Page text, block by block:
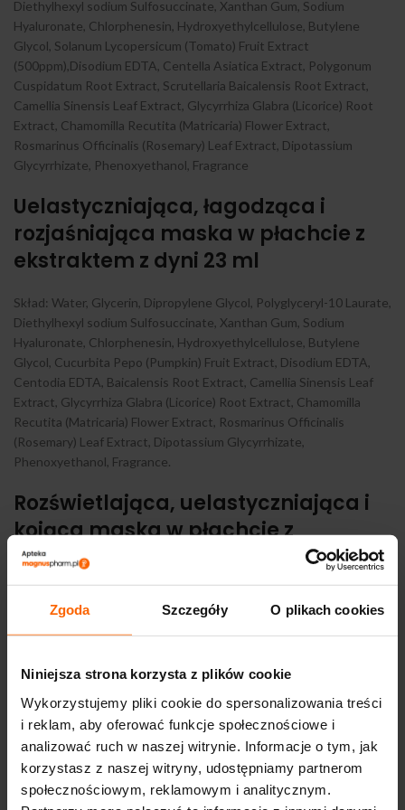
Zgoda Szczegóły O plikach cookies
Niniejsza strona korzysta z plików cookie
Wykorzystujemy pliki cookie do spersonalizowania treści
i reklam, aby oferować funkcje społecznościowe i
analizować ruch w naszej witrynie. Informacje o tym, jak
korzystasz z naszej witryny, udostępniamy partnerom
społecznościowym, reklamowym i analitycznym.
Diethylhexyl sodium Sulfosuccinate, Xanthan Gum, Sodium
Hyaluronate, Chlorphenesin, Hydroxyethylcellulose, Butylene
Glycol, Solanum Lycopersicum (Tomato) Fruit Extract
(500ppm),Disodium EDTA, Centella Asiatica Extract, Polygonum
Cuspidatum Root Extract, Scrutellaria Baicalensis Root Extract,
Camellia Sinensis Leaf Extract, Glycyrrhiza Glabra (Licorice) Root
Extract, Chamomilla Recutita (Matricaria) Flower Extract,
Rosmarinus Officinalis (Rosemary) Leaf Extract, Dipotassium
Glycyrrhizate, Phenoxyethanol, Fragrance
Uelastyczniająca, łagodząca i
rozjaśniająca maska w płachcie z
ekstraktem z dyni 23 ml
Skład: Water, Glycerin, Dipropylene Glycol, Polyglyceryl-10 Laurate,
Diethylhexyl sodium Sulfosuccinate, Xanthan Gum, Sodium
Hyaluronate, Chlorphenesin, Hydroxyethylcellulose, Butylene
Glycol, Cucurbita Pepo (Pumpkin) Fruit Extract, Disodium EDTA,
Centodia EDTA, Baicalensis Root Extract, Camellia Sinensis Leaf
Extract, Glycyrrhiza Glabra (Licorice) Root Extract, Chamomilla
Recutita (Matricaria) Flower Extract, Rosmarinus Officinalis
(Rosemary) Leaf Extract, Dipotassium Glycyrrhizate,
Phenoxyethanol, Fragrance.
Rozświetlająca, uelastyczniająca i
kojąca maska w płachcie z
ekstraktem z pomarańczy 23 ml
Diethylhexyl sodium Sulfosuccinate, Xanthan Gum, Sodium
Hyaluronate, Chlorphenesin, Hydroxyethylcellulose, Butylene
EDTA, Centodia EDTA, Polygonum Cuspidatum Root Extract,
Scutellaria Baicalensis Root Extract, Camellia Sinensis Leaf Extract,
Glycyrrhiza Glabra (Licorice) Root Extract, Chamomilla Recutita
(Matricaria) Flower Extract, Rosmarinus Officinalis (Rosemary) Leaf
Extract, Dipotassium Glycyrrhizate, Phenoxyethanol, Fragrance.
Rozświetlająca, uelastyczniająca i